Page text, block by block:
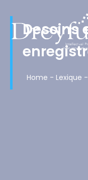
Dessins
Home - Lexique -